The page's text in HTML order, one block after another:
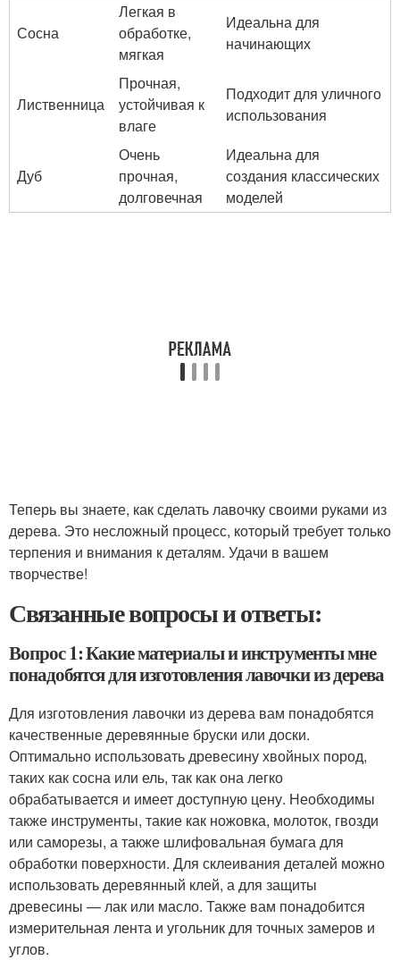
Сосна
Легкая в
обработке,
мягкая
Идеальна для
начинающих
Лиственница
Прочная,
устойчивая к
влаге
Подходит для уличного
использования
Дуб
Очень
прочная,
долговечная
Идеальна для
создания классических
моделей
Теперь вы знаете, как сделать лавочку своими руками из
дерева. Это несложный процесс, который требует только
терпения и внимания к деталям. Удачи в вашем
творчестве!
Связанные вопросы и ответы:
Вопрос 1: Какие материалы и инструменты мне
понадобятся для изготовления лавочки из дерева
Для изготовления лавочки из дерева вам понадобятся
качественные деревянные бруски или доски.
Оптимально использовать древесину хвойных пород,
таких как сосна или ель, так как она легко
обрабатывается и имеет доступную цену. Необходимы
также инструменты, такие как ножовка, молоток, гвозди
или саморезы, а также шлифовальная бумага для
обработки поверхности. Для склеивания деталей можно
использовать деревянный клей, а для защиты
древесины — лак или масло. Также вам понадобится
измерительная лента и угольник для точных замеров и
углов.